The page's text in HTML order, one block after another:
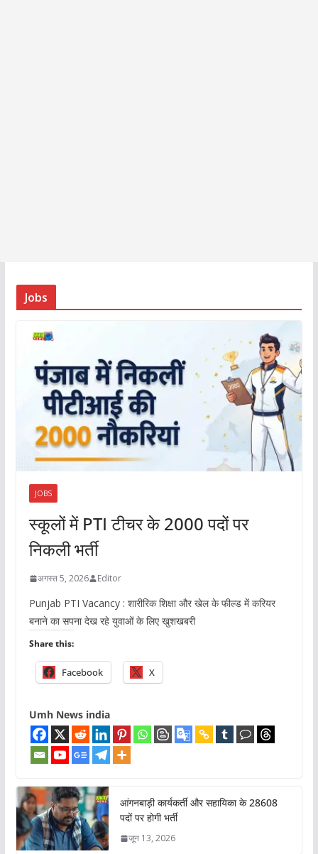
Jobs
JOBS
स्कूलों में PTI टीचर के 2000 पदों पर
निकली भर्ती
अगस्त 5, 2026 Editor
Punjab PTI Vacancy : शारीरिक शिक्षा और खेल के फील्ड में करियर
बनाने का सपना देख रहे युवाओं के लिए खुशखबरी
Share this:
Facebook X
Umh News india
आंगनबाड़ी कार्यकर्ती और सहायिका के 28608
पदों पर होगी भर्ती
जून 13, 2026